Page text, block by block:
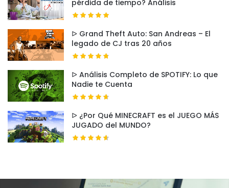
No soporta resolución 4K.
Algunos juegos pueden verse limitados por el
hardware en comparación con consolas más
potentes.
¿Para quién la recomiendo?
Si te gustan los juegos en familia, la portabilidad
y la experiencia Nintendo, esta consola es
simplemente perfecta. Es ideal para quienes
valoran el juego casual o para los que quieren
pérdida de tiempo? Análisis
ᐅ Grand Theft Auto: San Andreas – El
legado de CJ tras 20 años
ᐅ Análisis Completo de SPOTIFY: Lo que
Nadie te Cuenta
ᐅ ¿Por Qué MINECRAFT es el JUEGO MÁS
JUGADO del MUNDO?